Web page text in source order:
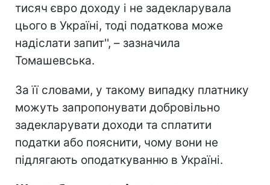
тисяч євро доходу і не задекларувала
цього в Україні, тоді податкова може
надіслати запит'', – зазначила
Томашевська.
За її словами, у такому випадку платнику
можуть запропонувати добровільно
задекларувати доходи та сплатити
податки або пояснити, чому вони не
підлягають оподаткуванню в Україні.